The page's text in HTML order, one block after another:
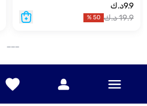
9.9د.ك
19.9د.ك 50
%